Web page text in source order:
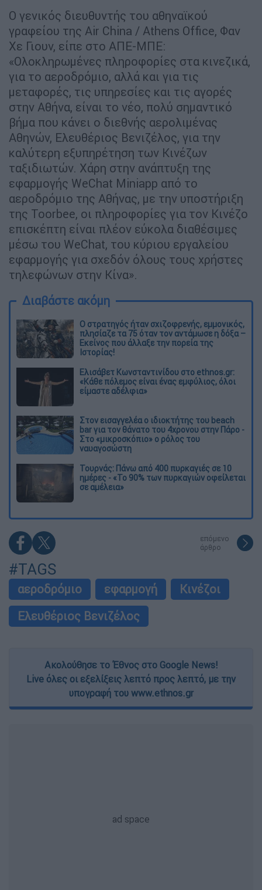
Ο γενικός διευθυντής του αθηναϊκού
γραφείου της Air China / Athens Office, Φαν
Χε Γιουν, είπε στο ΑΠΕ-ΜΠΕ:
«Ολοκληρωμένες πληροφορίες στα κινεζικά,
για το αεροδρόμιο, αλλά και για τις
μεταφορές, τις υπηρεσίες και τις αγορές
στην Αθήνα, είναι το νέο, πολύ σημαντικό
βήμα που κάνει ο διεθνής αερολιμένας
Αθηνών, Ελευθέριος Βενιζέλος, για την
καλύτερη εξυπηρέτηση των Κινέζων
ταξιδιωτών. Χάρη στην ανάπτυξη της
εφαρμογής WeChat Miniapp από το
αεροδρόμιο της Αθήνας, με την υποστήριξη
της Toorbee, οι πληροφορίες για τον Κινέζο
επισκέπτη είναι πλέον εύκολα διαθέσιμες
μέσω του WeChat, του κύριου εργαλείου
εφαρμογής για σχεδόν όλους τους χρήστες
τηλεφώνων στην Κίνα».
Διαβάστε ακόμη
O στρατηγός ήταν σχιζοφρενής, εμμονικός,
πλησίαζε τα 75 όταν τον αντάμωσε η δόξα –
Εκείνος που άλλαξε την πορεία της
Ιστορίας!
Ελισάβετ Κωνσταντινίδου στο ethnos.gr:
«Κάθε πόλεμος είναι ένας εμφύλιος, όλοι
είμαστε αδέλφια»
Στον εισαγγελέα ο ιδιοκτήτης του beach
bar για τον θάνατο του 4χρονου στην Πάρο -
Στο «μικροσκόπιο» ο ρόλος του
ναυαγοσώστη
Τουρνάς: Πάνω από 400 πυρκαγιές σε 10
ημέρες - «Το 90% των πυρκαγιών οφείλεται
σε αμέλεια»
επόμενο
άρθρο
#TAGS
αεροδρόμιο εφαρμογή
Κινέζοι
Ελευθέριος Βενιζέλος
Ακολούθησε το Έθνος στο Google News!
Live όλες οι εξελίξεις λεπτό προς λεπτό, με την
υπογραφή του www.ethnos.gr